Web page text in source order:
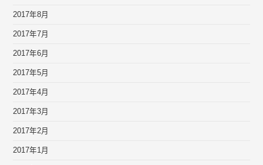
2017年8月
2017年7月
2017年6月
2017年5月
2017年4月
2017年3月
2017年2月
2017年1月